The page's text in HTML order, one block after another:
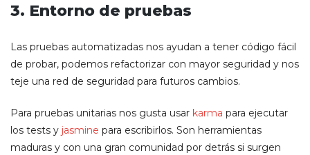
3. Entorno de pruebas
Las pruebas automatizadas nos ayudan a tener código fácil
de probar, podemos refactorizar con mayor seguridad y nos
teje una red de seguridad para futuros cambios.
Para pruebas unitarias nos gusta usar karma para ejecutar
los tests y jasmine para escribirlos. Son herramientas
maduras y con una gran comunidad por detrás si surgen